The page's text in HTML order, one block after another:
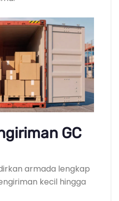
GC
armada lengkap
kecil hingga